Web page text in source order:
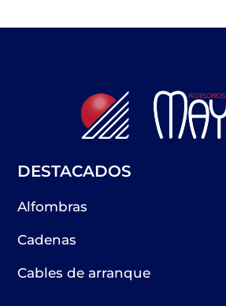
DESTACADOS
Alfombras
Cadenas
Cables de arranque